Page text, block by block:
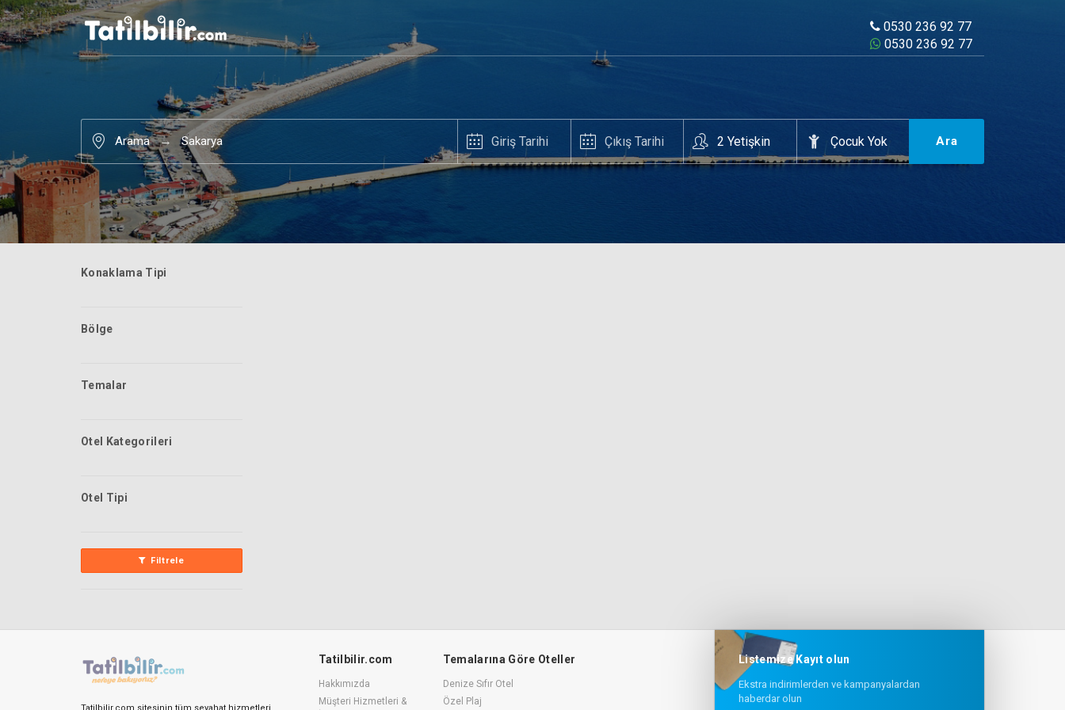
0530 236 92 77
0530 236 92 77
Arama Sakarya Ara
Konaklama Tipi
Bölge
Temalar
Otel Kategorileri
Otel Tipi
Filtrele
Tatilbilir.com
Hakkımızda
Müşteri Hizmetleri &
Temalarına Göre Oteller
Denize Sıfır Otel
Özel Plaj
Listemize Kayıt olun
Ekstra indirimlerden ve kampanyalardan
haberdar olun